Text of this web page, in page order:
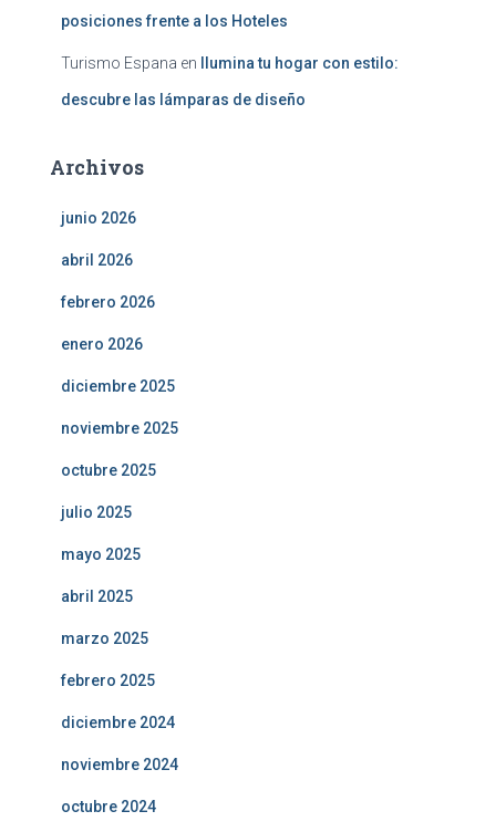
posiciones frente a los Hoteles
Turismo Espana en Ilumina tu hogar con estilo:
descubre las lámparas de diseño
Archivos
junio 2026
abril 2026
febrero 2026
enero 2026
diciembre 2025
noviembre 2025
octubre 2025
julio 2025
mayo 2025
abril 2025
marzo 2025
febrero 2025
diciembre 2024
noviembre 2024
octubre 2024